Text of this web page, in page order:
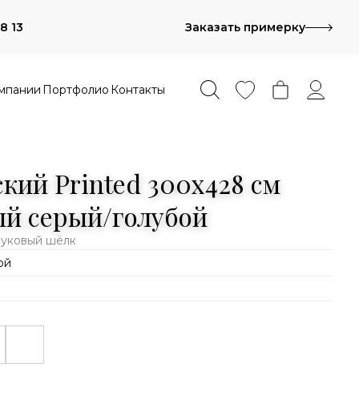
13 Заказать примерку
Портфолио Контакты
Printed 300x428 см
серый/голубой
шёлк